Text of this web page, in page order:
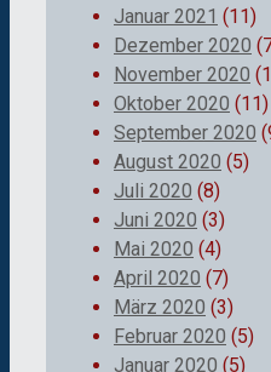
Januar 2021 (11)
Dezember 2020
November 2020
Oktober 2020 (11)
September 2020
August 2020 (5)
Juli 2020 (8)
Juni 2020 (3)
Mai 2020 (4)
April 2020 (7)
März 2020 (3)
Februar 2020 (5)
Januar 2020 (5)